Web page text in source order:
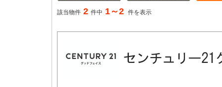
該当物件 2 件中 1～2 件を表示